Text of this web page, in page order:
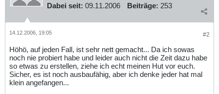
Dabei seit: 09.11.2006 Beiträge: 253
#2
14.12.2006, 19:05
Höhö, auf jeden Fall, ist sehr nett gemacht... Da ich sowas
noch nie probiert habe und leider auch nicht die Zeit dazu habe
so etwas zu erstellen, ziehe ich echt meinen Hut vor euch.
Sicher, es ist noch ausbaufähig, aber ich denke jeder hat mal
klein angefangen...